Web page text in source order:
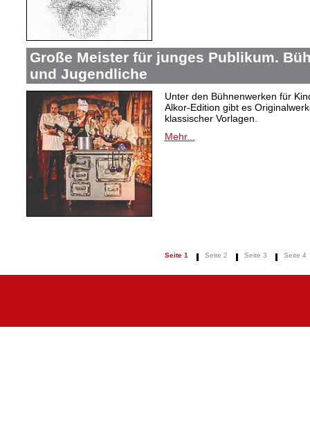
Große Meister für junges Publikum.
und Jugendliche
Unter den Bühnenwerken für
Alkor-Edition gibt es
klassischer Vorlagen.
Mehr...
Seite 1 Seite 2 Seite 3 Seite 4